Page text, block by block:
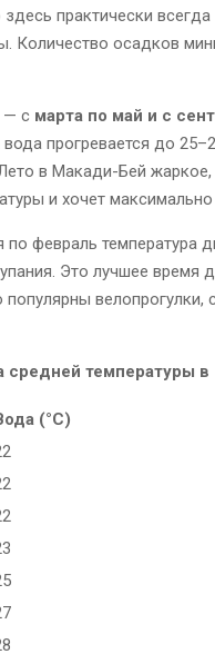
практически
Количество осадков
— с марта по май и с
прогревается до
в Макади-Бей
и хочет
по февраль температура
Это лучшее время
средней температуры
(°C)